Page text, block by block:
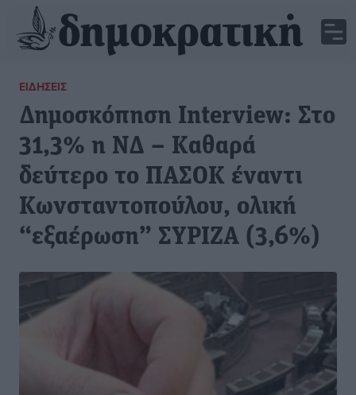
ΕΙΔΉΣΕΙΣ
Δημοσκόπηση Interview: Στο
31,3% η ΝΔ – Καθαρά
δεύτερο το ΠΑΣΟΚ έναντι
Κωνσταντοπούλου, ολική
“εξαέρωση” ΣΥΡΙΖΑ (3,6%)